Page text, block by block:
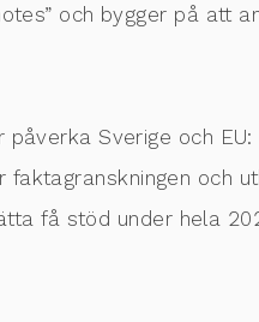
och bygger på att
Sverige och EU:
och
få stöd under hela